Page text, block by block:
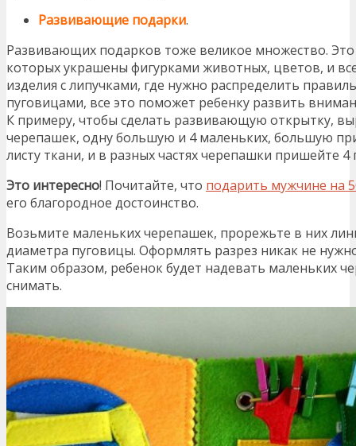
Развивающие подарки.
Развивающих подарков тоже великое множество.
которых украшены фигурками животных, цветов, и
изделия с липучками, где нужно распределить
пуговицами, все это поможет ребенку развить
К примеру, чтобы сделать развивающую открытку,
черепашек, одну большую и 4 маленьких, большую
листу ткани, и в разных частях черепашки пришейте 4
Это интересно! Почитайте, что подарить мужчине на
его благородное достоинство.
Возьмите маленьких черепашек, прорежьте в них
диаметра пуговицы. Оформлять разрез никак не
Таким образом, ребенок будет надевать маленьких
снимать.